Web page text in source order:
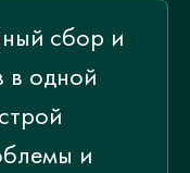
сбор и
в одной
и